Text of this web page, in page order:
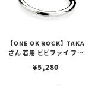
【ONE OK ROCK】TAKA
さん 着用 ビビファイ フー
¥5,280